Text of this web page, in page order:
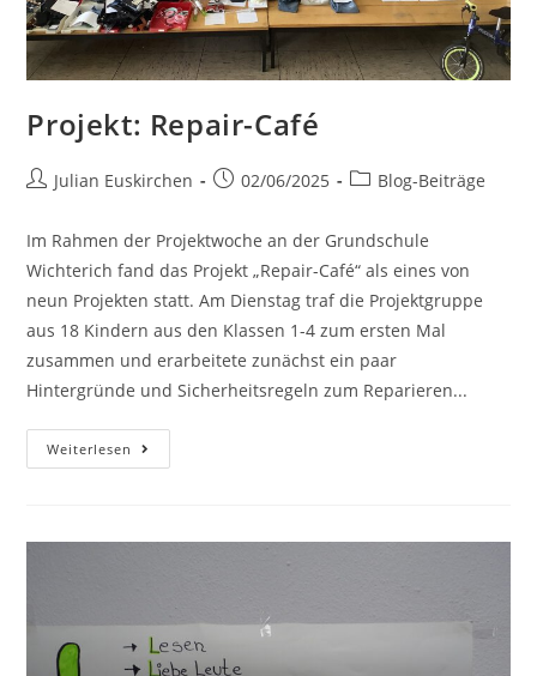
Projekt: Repair-Café
Julian Euskirchen 02/06/2025 Blog-Beiträge
Im Rahmen der Projektwoche an der Grundschule
Wichterich fand das Projekt „Repair-Café“ als eines von
neun Projekten statt. Am Dienstag traf die Projektgruppe
aus 18 Kindern aus den Klassen 1-4 zum ersten Mal
zusammen und erarbeitete zunächst ein paar
Hintergründe und Sicherheitsregeln zum Reparieren...
Weiterlesen